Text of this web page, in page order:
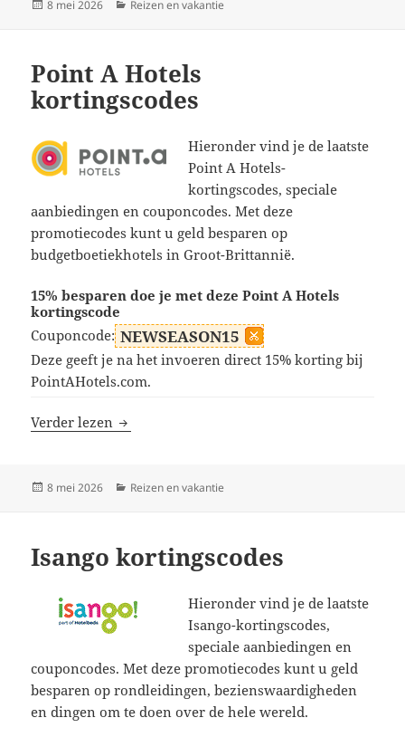
Geplaatst
8 mei 2026 Categorieën
Reizen en vakantie
Point A Hotels
kortingscodes
Hieronder vind je de laatste
Point A Hotels-
kortingscodes, speciale
aanbiedingen en couponcodes. Met deze
promotiecodes kunt u geld besparen op
budgetboetiekhotels in Groot-Brittannië.
15% besparen doe je met deze Point A Hotels
kortingscode
Couponcode: NEWSEASON15
Deze geeft je na het invoeren direct 15% korting bij
PointAHotels.com.
Verder lezen Point A Hotels kortingscodes
Geplaatst
8 mei 2026 Categorieën
Reizen en vakantie
Isango kortingscodes
Hieronder vind je de laatste
Isango-kortingscodes,
speciale aanbiedingen en
couponcodes. Met deze promotiecodes kunt u geld
besparen op rondleidingen, bezienswaardigheden
en dingen om te doen over de hele wereld.